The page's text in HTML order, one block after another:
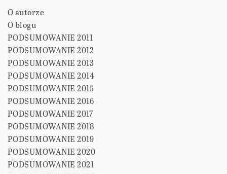
O autorze
O blogu
PODSUMOWANIE 2011
PODSUMOWANIE 2012
PODSUMOWANIE 2013
PODSUMOWANIE 2014
PODSUMOWANIE 2015
PODSUMOWANIE 2016
PODSUMOWANIE 2017
PODSUMOWANIE 2018
PODSUMOWANIE 2019
PODSUMOWANIE 2020
PODSUMOWANIE 2021